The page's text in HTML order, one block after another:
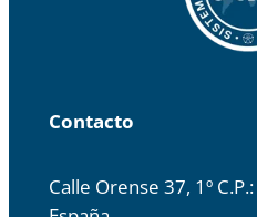
Contacto
Calle Orense 37, 1º